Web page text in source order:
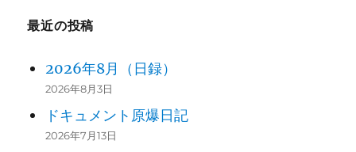
最近の投稿
2026年8月（日録）
2026年8月3日
ドキュメント原爆日記
2026年7月13日